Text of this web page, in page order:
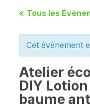
« Tous les
Cet évènement
Atelier
DIY
baume